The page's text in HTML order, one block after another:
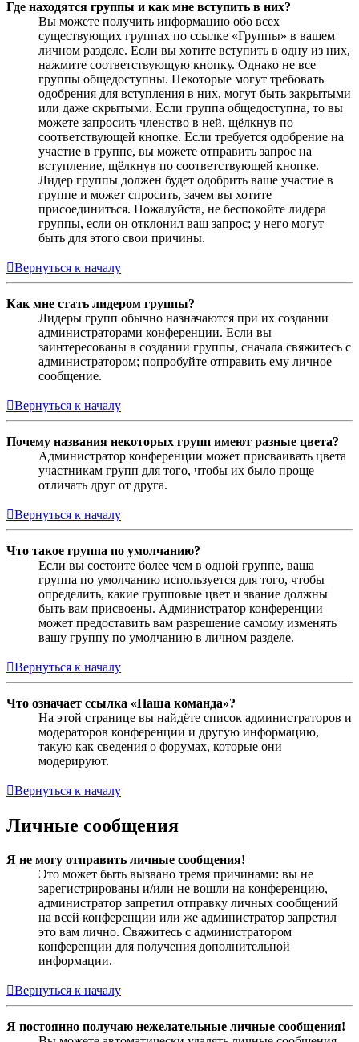
Где находятся группы и как мне вступить в них?
Вы можете получить информацию обо всех
существующих группах по ссылке «Группы» в вашем
личном разделе. Если вы хотите вступить в одну из них,
нажмите соответствующую кнопку. Однако не все
группы общедоступны. Некоторые могут требовать
одобрения для вступления в них, могут быть закрытыми
или даже скрытыми. Если группа общедоступна, то вы
можете запросить членство в ней, щёлкнув по
соответствующей кнопке. Если требуется одобрение на
участие в группе, вы можете отправить запрос на
вступление, щёлкнув по соответствующей кнопке.
Лидер группы должен будет одобрить ваше участие в
группе и может спросить, зачем вы хотите
присоединиться. Пожалуйста, не беспокойте лидера
группы, если он отклонил ваш запрос; у него могут
быть для этого свои причины.
Вернуться к началу
Как мне стать лидером группы?
Лидеры групп обычно назначаются при их создании
администраторами конференции. Если вы
заинтересованы в создании группы, сначала свяжитесь с
администратором; попробуйте отправить ему личное
сообщение.
Вернуться к началу
Почему названия некоторых групп имеют разные цвета?
Администратор конференции может присваивать цвета
участникам групп для того, чтобы их было проще
отличать друг от друга.
Вернуться к началу
Что такое группа по умолчанию?
Если вы состоите более чем в одной группе, ваша
группа по умолчанию используется для того, чтобы
определить, какие групповые цвет и звание должны
быть вам присвоены. Администратор конференции
может предоставить вам разрешение самому изменять
вашу группу по умолчанию в личном разделе.
Вернуться к началу
Что означает ссылка «Наша команда»?
На этой странице вы найдёте список администраторов и
модераторов конференции и другую информацию,
такую как сведения о форумах, которые они
модерируют.
Вернуться к началу
Личные сообщения
Я не могу отправить личные сообщения!
Это может быть вызвано тремя причинами: вы не
зарегистрированы и/или не вошли на конференцию,
администратор запретил отправку личных сообщений
на всей конференции или же администратор запретил
это вам лично. Свяжитесь с администратором
конференции для получения дополнительной
информации.
Вернуться к началу
Я постоянно получаю нежелательные личные сообщения!